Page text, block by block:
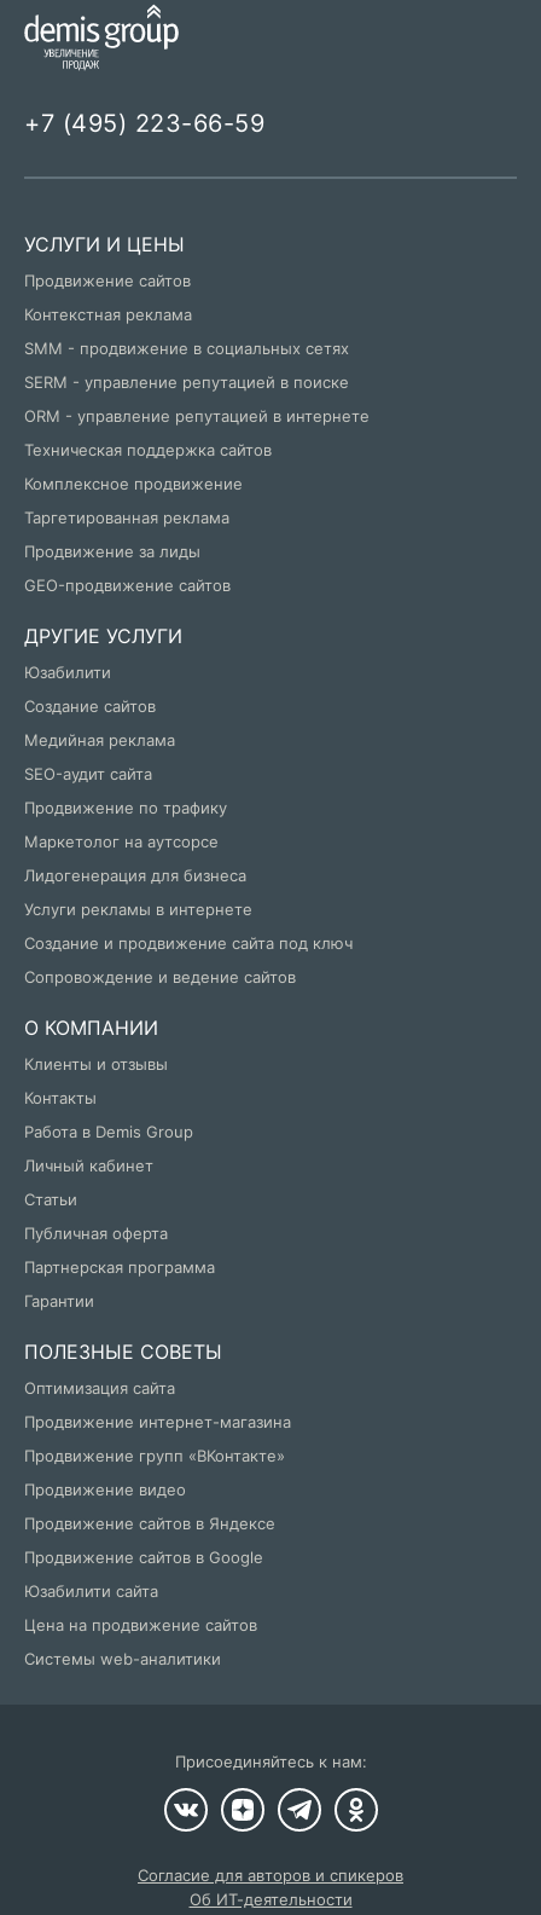
+7 (495) 223-66-59
УСЛУГИ И ЦЕНЫ
Продвижение сайтов
Контекстная реклама
SMM - продвижение в социальных сетях
SERM - управление репутацией в поиске
ORM - управление репутацией в интернете
Техническая поддержка сайтов
Комплексное продвижение
Таргетированная реклама
Продвижение за лиды
GEO-продвижение сайтов
ДРУГИЕ УСЛУГИ
Юзабилити
Создание сайтов
Медийная реклама
SEO-аудит сайта
Продвижение по трафику
Маркетолог на аутсорсе
Лидогенерация для бизнеса
Услуги рекламы в интернете
Создание и продвижение сайта под ключ
Сопровождение и ведение сайтов
О КОМПАНИИ
Клиенты и отзывы
Контакты
Работа в Demis Group
Личный кабинет
Статьи
Публичная оферта
Партнерская программа
Гарантии
ПОЛЕЗНЫЕ СОВЕТЫ
Оптимизация сайта
Продвижение интернет-магазина
Продвижение групп «ВКонтакте»
Продвижение видео
Продвижение сайтов в Яндексе
Продвижение сайтов в Google
Юзабилити сайта
Цена на продвижение сайтов
Системы web-аналитики
Присоединяйтесь к нам:
Об ИТ-деятельности
Согласие для авторов и спикеров